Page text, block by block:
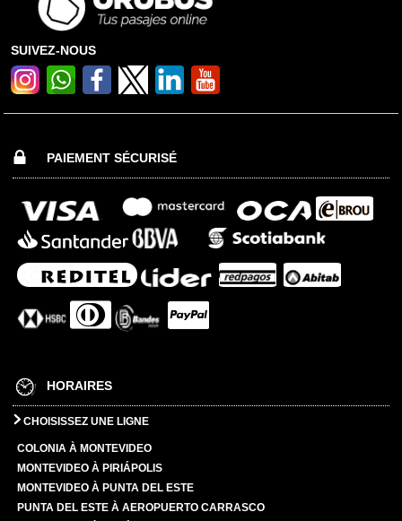
SUIVEZ-NOUS
PAIEMENT SÉCURISÉ
HORAIRES
CHOISISSEZ UNE LIGNE
COLONIA À MONTEVIDEO
MONTEVIDEO À PIRIÁPOLIS
MONTEVIDEO À PUNTA DEL ESTE
PUNTA DEL ESTE À AEROPUERTO CARRASCO